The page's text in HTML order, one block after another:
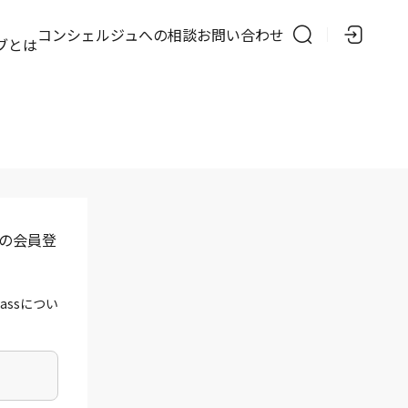
とはコンシェルジュへの相談お問い合わせ
会員登
につい